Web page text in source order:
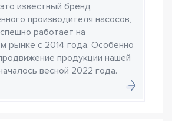
известный бренд
производителя насосов,
работает на
рынке с 2014 года. Особенно
продукции нашей
весной 2022 года.